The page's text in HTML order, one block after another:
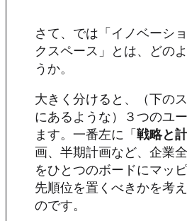
さて、では「イノベーシ
クスペース」とは、どの
うか。
大きく分けると、（下の
にあるような）３つのユ
ます。一番左に「戦略と
画、半期計画など、企業
をひとつのボードにマッ
先順位を置くべきかを考
のです。